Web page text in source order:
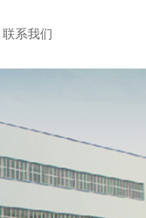
联系我们